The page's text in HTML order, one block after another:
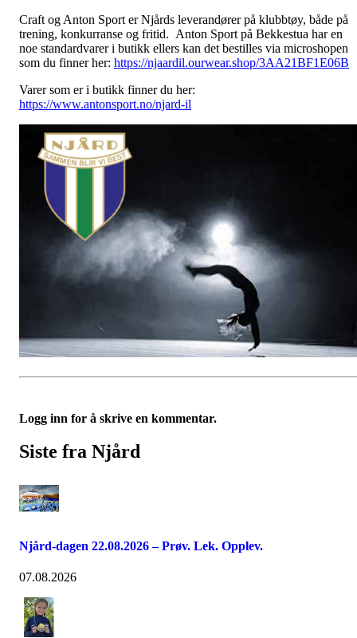
Craft og Anton Sport er Njårds leverandører på klubbtøy, både på
trening, konkurranse og fritid. Anton Sport på Bekkestua har en
noe standardvarer i butikk ellers kan det bestilles via microshopen
som du finner her: https://njaardil.ourwear.shop/3AA21BF1E06B
Varer som er i butikk finner du her:
https://www.antonsport.no/njard-il
Logg inn for å skrive en kommentar.
Siste fra Njård
Njård-dagen 22.08.2026 – Prøv. Lek. Opplev.
07.08.2026